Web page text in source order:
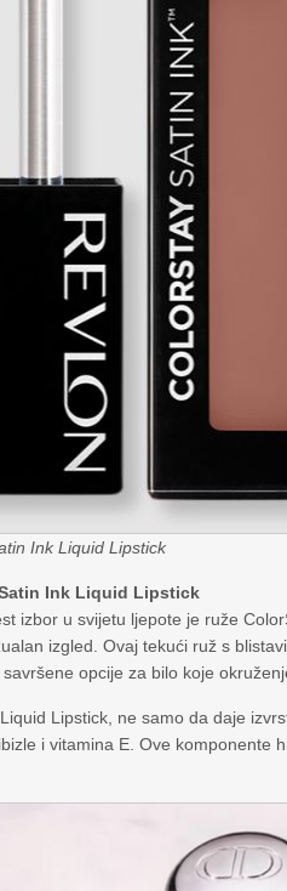
Ink Liquid Lipstick
Ink Liquid Lipstick
izbor u svijetu ljepote je ruže
izgled. Ovaj tekući ruž s
opcije za bilo koje
Lipstick, ne samo da daje
i vitamina E. Ove komponente